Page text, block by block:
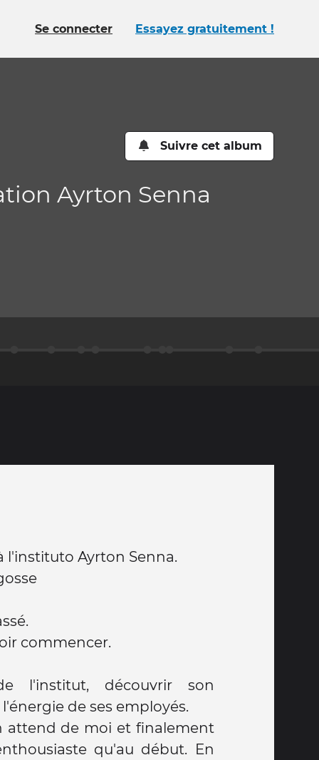
Se connecter Essayez gratuitement !
Suivre cet album
Ayrton Senna
l'instituto Ayrton Senna.
commencer.
l'institut, découvrir son
de ses employés.
attend de moi et finalement
qu'au début. En